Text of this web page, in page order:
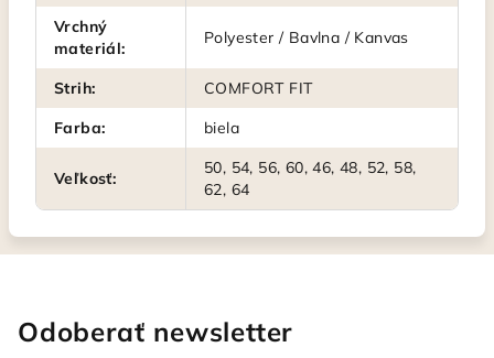
Vrchný
materiál:
Polyester / Bavlna / Kanvas
Strih:
COMFORT FIT
Farba: biela
Veľkosť:
50, 54, 56, 60, 46, 48, 52, 58,
62, 64
Odoberať newsletter